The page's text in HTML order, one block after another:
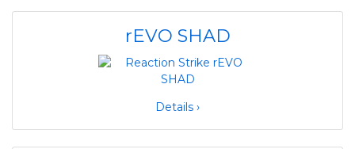
rEVO SHAD
Details ›